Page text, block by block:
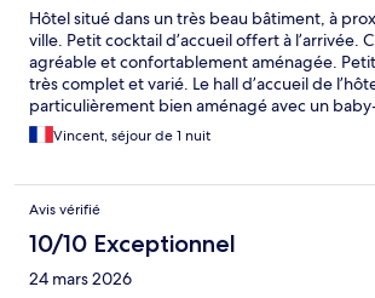
Hôtel situé dans un très beau bâtiment, à
ville. Petit cocktail d’accueil offert à l’arrivée.
agréable et confortablement aménagée.
très complet et varié. Le hall d’accueil de
particulièrement bien aménagé avec un
bar et différents
Vincent, séjour de 1 nuit
Avis vérifié
10/10 Exceptionnel
24 mars 2026